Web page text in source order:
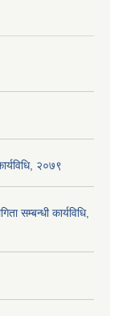
२०७९
सम्बन्धी कार्यविधि,